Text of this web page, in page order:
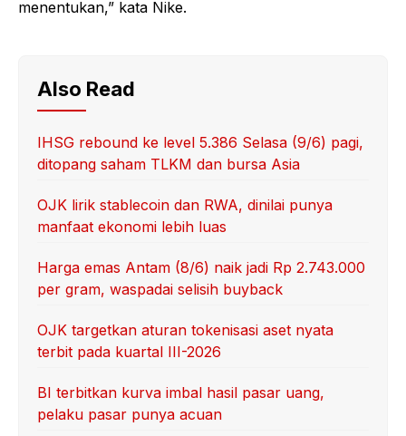
menentukan,” kata Nike.
Also Read
IHSG rebound ke level 5.386 Selasa (9/6) pagi,
ditopang saham TLKM dan bursa Asia
OJK lirik stablecoin dan RWA, dinilai punya
manfaat ekonomi lebih luas
Harga emas Antam (8/6) naik jadi Rp 2.743.000
per gram, waspadai selisih buyback
OJK targetkan aturan tokenisasi aset nyata
terbit pada kuartal III-2026
BI terbitkan kurva imbal hasil pasar uang,
pelaku pasar punya acuan